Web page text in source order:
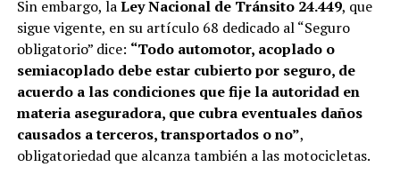
Sin embargo, laLey Nacional de Tránsito 24.449, que
sigue vigente, en su artículo 68 dedicado al “Seguro
obligatorio” dice: “Todo automotor, acoplado o
semiacoplado debe estar cubierto por seguro, de
acuerdo a las condiciones que fije la autoridad en
materia aseguradora, que cubra eventuales daños
causados a terceros, transportados o no”,
obligatoriedad que alcanza también a las motocicletas.